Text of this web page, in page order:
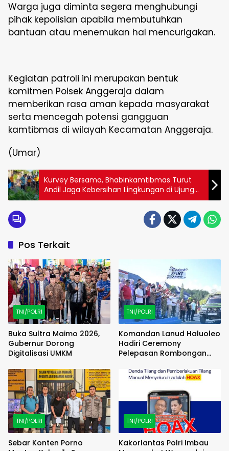
Warga juga diminta segera menghubungi
pihak kepolisian apabila membutuhkan
bantuan atau menemukan hal mencurigakan.
Kegiatan patroli ini merupakan bentuk
komitmen Polsek Anggeraja dalam
memberikan rasa aman kepada masyarakat
serta mencegah potensi gangguan
kamtibmas di wilayah Kecamatan Anggeraja.
(Umar)
Kurvey Bersama, Bhabinkamtibmas Turut
Andil Jaga Kebersihan Lingkungan di Ujung
Sabbang
Pos Terkait
TNI/POLRI
Buka Sultra Maimo 2026,
Gubernur Dorong
Digitalisasi UMKM
TNI/POLRI
Komandan Lanud Haluoleo
Hadiri Ceremony
Pelepasan Rombongan
(FAMTRIP) Overland
TNI/POLRI
Sebar Konten Porno
TNI/POLRI
Kakorlantas Polri Imbau